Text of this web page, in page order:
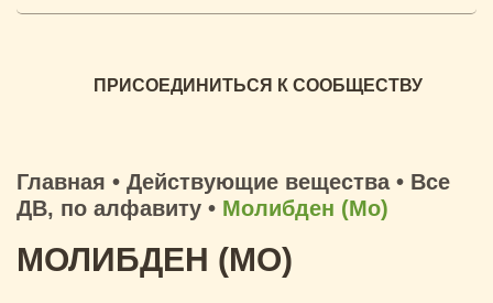
ПРИСОЕДИНИТЬСЯ К СООБЩЕСТВУ
Главная • Действующие вещества• Все
ДВ, по алфавиту • Молибден (Mo)
МОЛИБДЕН (MO)